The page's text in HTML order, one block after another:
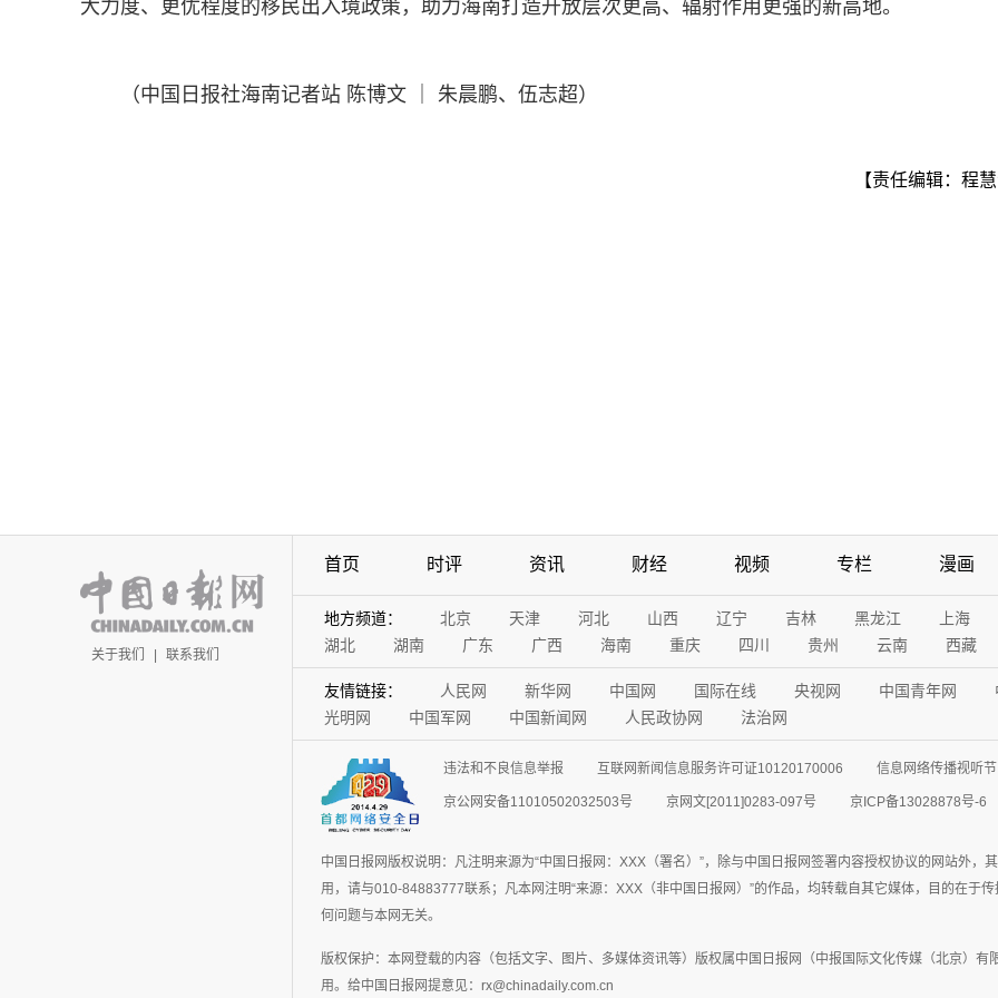
大力度、更优程度的移民出入境政策，助力海南打造开放层次更高、辐射作用更强的新高地。
（中国日报社海南记者站 陈博文 ｜ 朱晨鹏、伍志超）
【责任编辑：程
关于我们 | 联系我们
首页 时评 资讯 财经 视频 专栏 漫画
地方频道： 北京 天津 河北 山西 辽宁 吉林 黑龙江
上海
湖北
湖南 广东 广西 海南 重庆 四川 贵州 云南 西藏
友情链接： 人民网 新华网 中国网 国际在线 央视网 中国青年网
光明网
中国军网 中国新闻网 人民政协网 法治网
违法和不良信息举报 互联网新闻信息服务许可证10120170006 信息网络传播视听
京公网安备11010502032503号 京网文[2011]0283-097号 京ICP备13028878号-6
中国日报网版权说明：凡注明来源为“中国日报网：XXX（署名）”，除与中国日报网签署内容授权协议的网站外
用，请与010-84883777联系；凡本网注明“来源：XXX（非中国日报网）”的作品，均转载自其它媒体，目的在于
何问题与本网无关。
版权保护：本网登载的内容（包括文字、图片、多媒体资讯等）版权属中国日报网（中报国际文化传媒（北京）
用。给中国日报网提意见：rx@chinadaily.com.cn